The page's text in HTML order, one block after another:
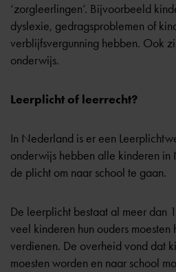
‘zorgleerlingen’. Bijvoorbeeld
dyslexie, gedragsproblemen of
verblijfsvergunning hebben. Ook
onderwijs.
Leerplicht of leerrecht?
In Nederland is er een
onderwijs hebben alle kinderen
de plicht om naar school te gaan.
De leerplicht bestaat al meer dan
veel kinderen hun ouders moesten
verdienen. De overheid vond dat
moesten worden en naar school